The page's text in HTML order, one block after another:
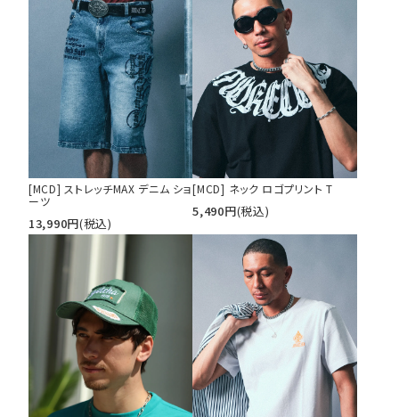
キーワードから探す
価格から探す
円 ～ 円
並び順
カテゴリ
S
L
XL
XXXL
29inc
30inc
34inc
36inc
38inc
40inc
KIDS
[MCD] ストレッチMAX デニム ショ
ーツ
13,990円(税込)
[MCD] ネック ロゴプリント T
5,490円(税込)